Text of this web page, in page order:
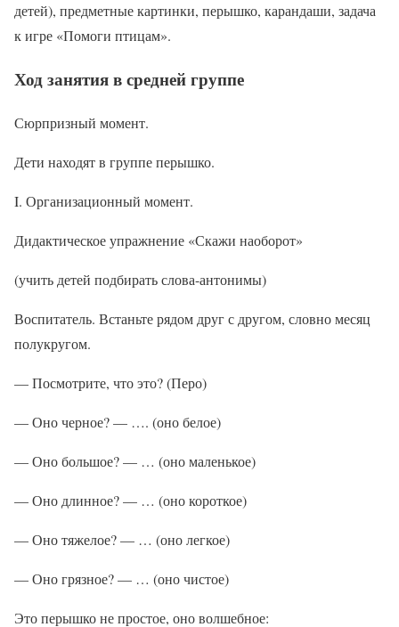
детей), предметные картинки, перышко, карандаши, задача
к игре «Помоги птицам».
Ход занятия в средней группе
Сюрпризный момент.
Дети находят в группе перышко.
I. Организационный момент.
Дидактическое упражнение «Скажи наоборот»
(учить детей подбирать слова-антонимы)
Воспитатель. Встаньте рядом друг с другом, словно месяц
полукругом.
— Посмотрите, что это? (Перо)
— Оно черное? — …. (оно белое)
— Оно большое? — … (оно маленькое)
— Оно длинное? — … (оно короткое)
— Оно тяжелое? — … (оно легкое)
— Оно грязное? — … (оно чистое)
Это перышко не простое, оно волшебное: